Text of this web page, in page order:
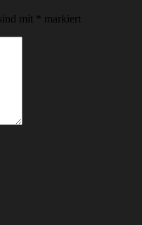
mit * markiert